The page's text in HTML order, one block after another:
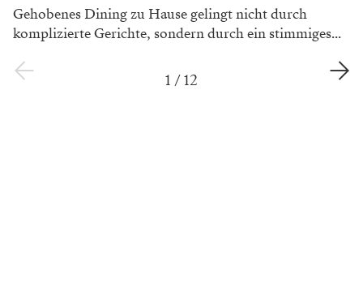
Gehobenes Dining zu Hause gelingt nicht durch
komplizierte Gerichte, sondern durch ein stimmiges...
1 /12